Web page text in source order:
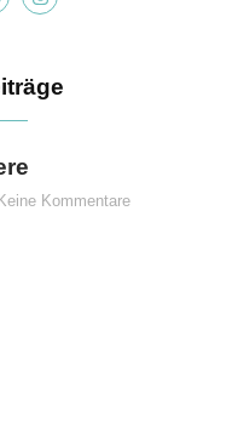
Keine Kommentare